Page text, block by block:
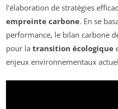
l’élaboration de stratégies
empreinte carbone. En se
performance, le bilan carbone
pour la transition écologique
enjeux environnementaux